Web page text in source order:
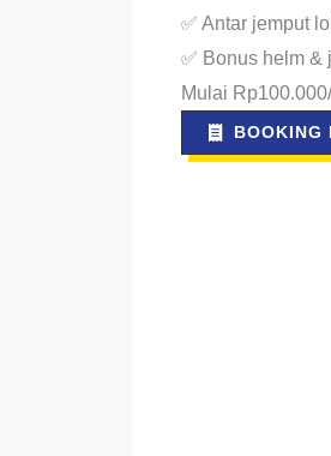
✅ Antar jemput
✅ Bonus helm &
Mulai
BOOKING